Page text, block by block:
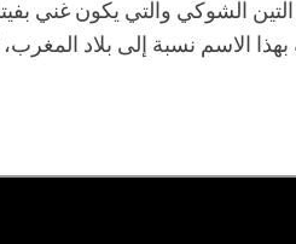
الاسم نسبة إلى بلاد المغرب،